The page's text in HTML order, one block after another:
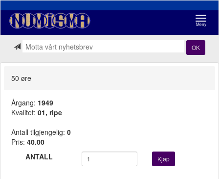
Meny
OK
50 øre
Årgang: 1949
Kvalitet: 01, ripe
Antall tilgjengelig: 0
Pris: 40.00
ANTALL
Kjøp